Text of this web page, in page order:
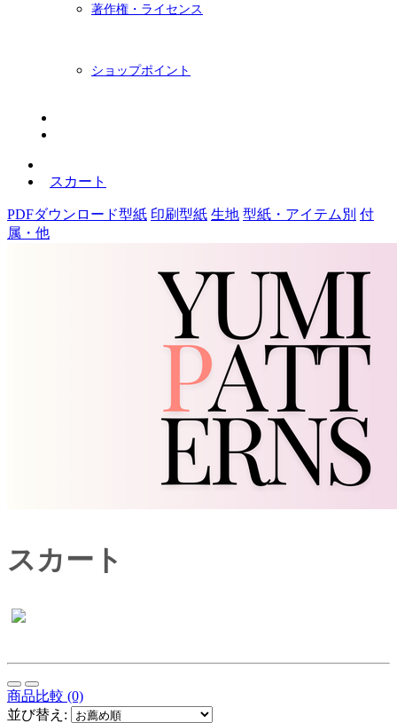
著作権・ライセンス
ショップポイント
スカート
PDFダウンロード型紙 印刷型紙 生地 型紙・アイテム別 付
属・他
スカート
商品比較 (0)
並び替え: